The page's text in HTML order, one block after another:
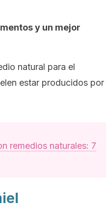
y un mejor
natural para el
estar producidos por
remedios naturales: 7